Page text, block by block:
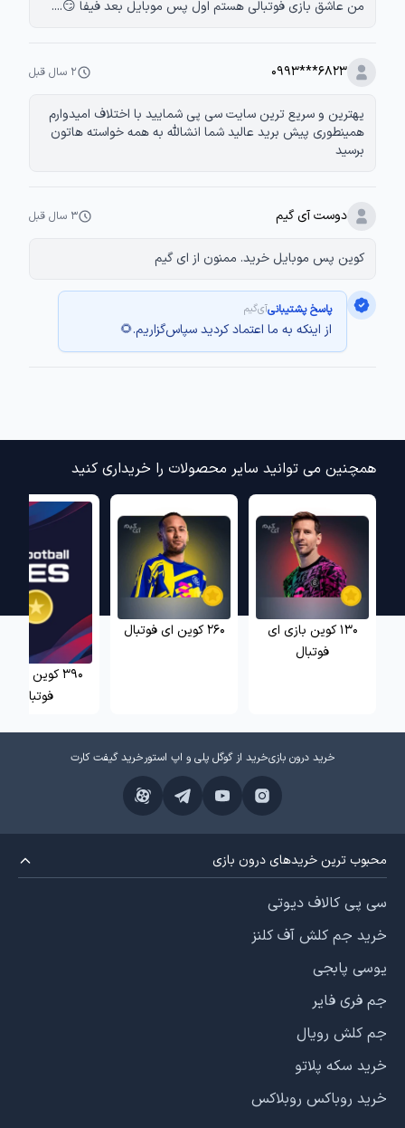
من عاشق بازی فوتبالی هستم اول پس موبایل بعد فیفا 😏....
0993***6823 ۲ سال قبل
یهترین و سریع ترین سایت سی پی شمایید با اختلاف امیدوارم
همینطوری پیش برید عالید شما انشالله به همه خواسته هاتون
برسید
دوست آی گیم ۳ سال قبل
کوین پس موبایل خرید. ممنون از ای گیم
پاسخ پشتیبانیآی‌گیم
از اینکه به ما اعتماد کردید سپاس‌گزاریم.🌻
همچنین می توانید سایر محصولات را خریداری کنید
130 کوین بازی ای
فوتبال
260 کوین ای فوتبال
390 کوین
فوتبال
خرید درون بازیخرید از گوگل پلی و اپ استورخرید گیفت کارت
محبوب ترین خریدهای درون بازی
سی پی کالاف دیوتی
خرید جم کلش آف کلنز
یوسی پابجی
جم فری فایر
جم کلش رویال
خرید سکه پلاتو
خرید روباکس روبلاکس